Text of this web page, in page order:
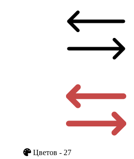
Цветов - 27